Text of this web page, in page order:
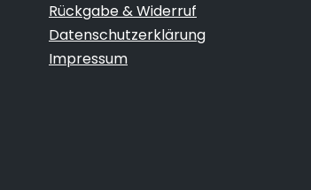
Rückgabe & Widerruf
Datenschutzerklärung
Impressum